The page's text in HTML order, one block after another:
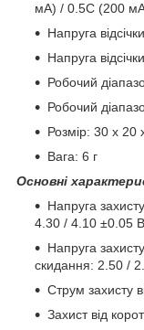
мА) / 0.5C (200
Напруга
Напруга
Робочий
Робочий
Розмір: 30 x 20
Вага: 6 г
Основні
Напруга
4.30 / 4.10 ±0.05 В
Напруга
скидання: 2.50 /
Струм захисту
Захист від